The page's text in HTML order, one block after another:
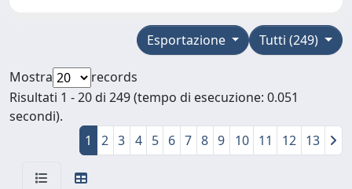
Tutti (249)
Esportazione
Mostra
records
Risultati 1 - 20 di 249 (tempo di esecuzione: 0.051
secondi).
1
2 3 4 5 6 7 8 9 10 11 12 13